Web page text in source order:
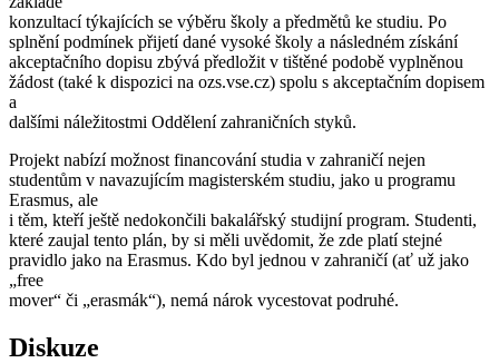
konzultací týkajících se výběru školy a předmětů ke studiu. Po
splnění podmínek přijetí dané vysoké školy a následném získání
akceptačního dopisu zbývá předložit v tištěné podobě vyplněnou
žádost (také k dispozici na ozs.vse.cz) spolu s akceptačním dopisem
a
dalšími náležitostmi Oddělení zahraničních styků.
Projekt nabízí možnost financování studia v zahraničí nejen
studentům v navazujícím magisterském studiu, jako u programu
Erasmus, ale
i těm, kteří ještě nedokončili bakalářský studijní program. Studenti,
které zaujal tento plán, by si měli uvědomit, že zde platí stejné
pravidlo jako na Erasmus. Kdo byl jednou v zahraničí (ať už jako
„free
mover“ či „erasmák“), nemá nárok vycestovat podruhé.
Diskuze